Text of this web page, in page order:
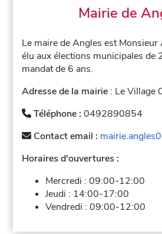
Mairie de
Le maire de Angles est Monsieur
élu aux élections municipales de
mandat de 6 ans.
Adresse de la mairie : Le Village
Téléphone :0492890854
Contact email :
Horaires d'ouvertures :
Mercredi :09:00-12:00
Jeudi : 14:00-17:00
Vendredi :09:00-12:00